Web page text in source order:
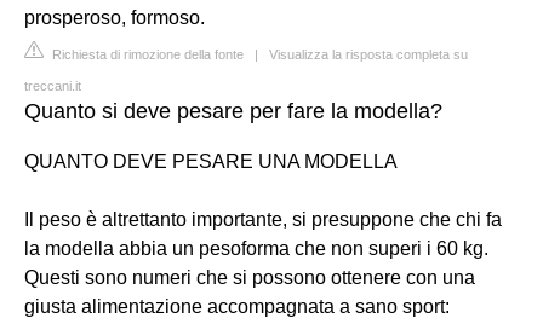
prosperoso, formoso.
Richiesta di rimozione della fonte | Visualizza la risposta completa su
treccani.it
Quanto si deve pesare per fare la modella?
QUANTO DEVE PESARE UNA MODELLA
Il peso è altrettanto importante, si presuppone che chi fa
la modella abbia un pesoforma che non superi i 60 kg.
Questi sono numeri che si possono ottenere con una
giusta alimentazione accompagnata a sano sport: